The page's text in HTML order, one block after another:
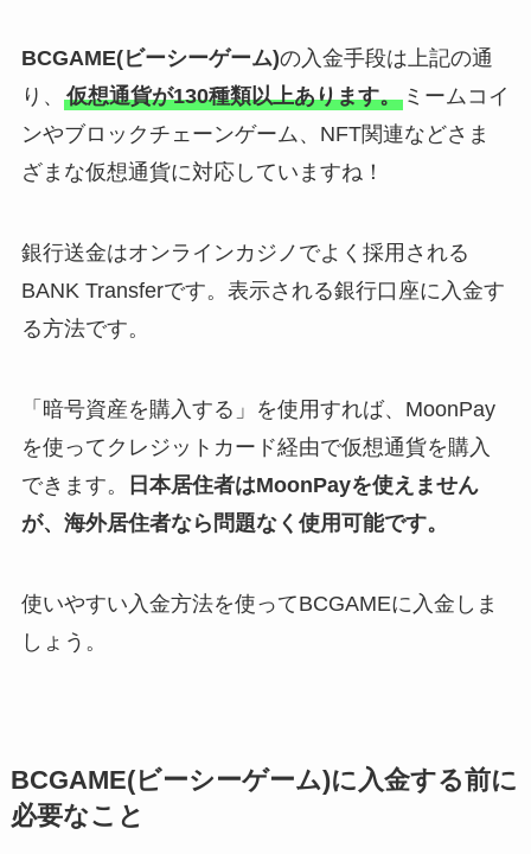
BCGAME(ビーシーゲーム)の入金手段は上記の通
り、 仮想通貨が130種類以上あります。ミームコイ
ンやブロックチェーンゲーム、NFT関連などさま
ざまな仮想通貨に対応していますね！
銀行送金はオンラインカジノでよく採用される
BANK Transferです。表示される銀行口座に入金す
る方法です。
「暗号資産を購入する」を使用すれば、MoonPay
を使ってクレジットカード経由で仮想通貨を購入
できます。
日本居住者はMoonPayを使えません
が、海外居住者なら問題なく使用可能です。
使いやすい入金方法を使ってBCGAMEに入金しま
しょう。
BCGAME(ビーシーゲーム)に入金する前に
必要なこと